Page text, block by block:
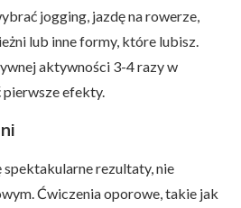
jogging, jazdę na rowerze,
lub inne formy, które lubisz.
aktywności 3-4 razy w
efekty.
rezultaty, nie
Ćwiczenia oporowe, takie jak